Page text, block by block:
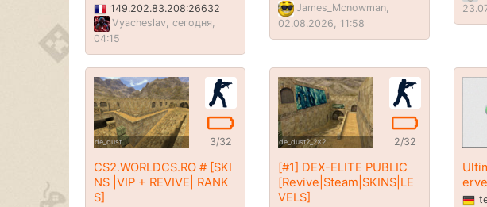
149.202.83.208:26632
Vyacheslav, сегодня,
04:15
James_Mcnowman,
02.08.2026, 11:58
de_dust 3/32
CS2.WORLDCS.RO # [SKI
NS |VIP + REVIVE| RANK
S]
de_dust2_2x2 2/32
[#1] DEX-ELITE PUBLIC
[Revive|Steam|SKINS|LE
VELS]